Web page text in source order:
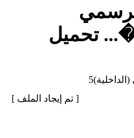
إجابة الاختبار الرسمي (الداخلية)5
[ تم إيجاد الملف ]